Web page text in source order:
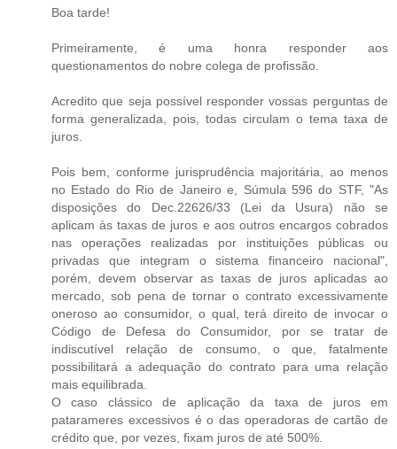
Boa tarde!
Primeiramente, é uma honra responder aos
questionamentos do nobre colega de profissão.
Acredito que seja possível responder vossas perguntas de
forma generalizada, pois, todas circulam o tema taxa de
juros.
Pois bem, conforme jurisprudência majoritária, ao menos
no Estado do Rio de Janeiro e, Súmula 596 do STF, "As
disposições do Dec.22626/33 (Lei da Usura) não se
aplicam às taxas de juros e aos outros encargos cobrados
nas operações realizadas por instituições públicas ou
privadas que integram o sistema financeiro nacional",
porém, devem observar as taxas de juros aplicadas ao
mercado, sob pena de tornar o contrato excessivamente
oneroso ao consumidor, o qual, terá direito de invocar o
Código de Defesa do Consumidor, por se tratar de
indiscutível relação de consumo, o que, fatalmente
possibilitará a adequação do contrato para uma relação
mais equilibrada.
O caso clássico de aplicação da taxa de juros em
patarameres excessivos é o das operadoras de cartão de
crédito que, por vezes, fixam juros de até 500%.